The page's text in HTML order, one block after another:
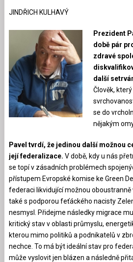
JINDŘICH KULHAVÝ
Prezident
době pár
zdravé
další
Člověk,
se do
nějakým
Pavel tvrdí, že jedinou další možnou
její federalizace. V době, kdy u nás
se topí v zásadních problémech
přístupem Evropské komise ke Green
federaci likvidující možnou oboustranně
také s podporou feťáckého nacisty
nesmysl. Přidejme následky migrace
kritický stav v oblasti průmyslu,
kterou mimo politiků a podnikatelů v
nechce. To má být ideální stav pro
může vyslovit jen blázen a následně